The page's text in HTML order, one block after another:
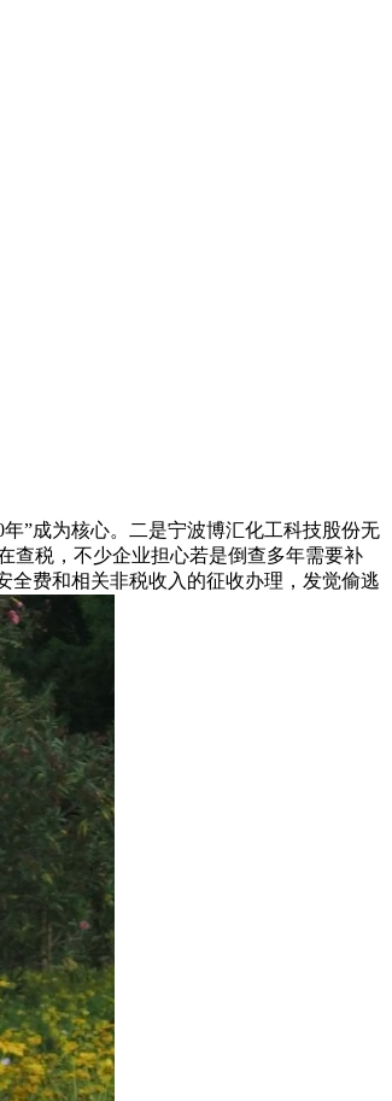
”成为核心。二是宁波博汇化工科技股份无
查税，不少企业担心若是倒查多年需要补
全费和相关非税收入的征收办理，发觉偷逃